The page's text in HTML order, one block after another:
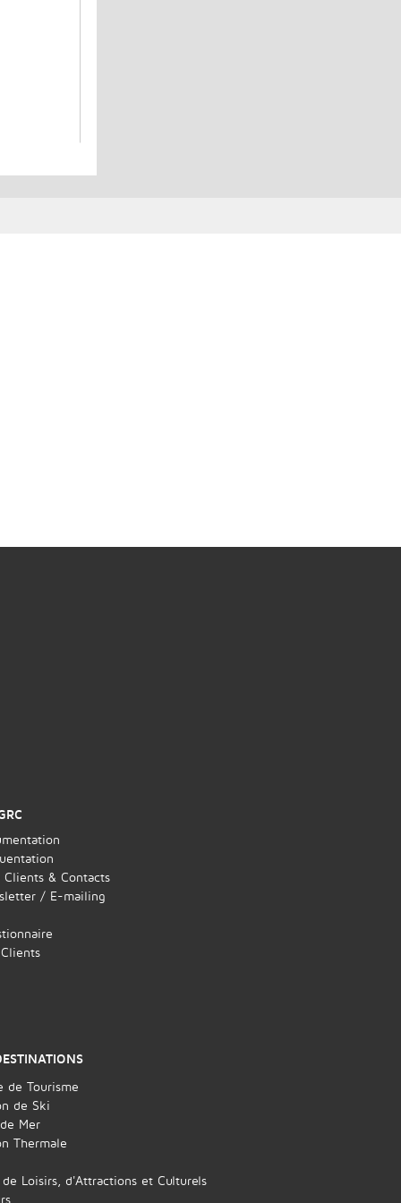
Clients & Contacts
/ E-mailing
de Tourisme
de Ski
Mer
Thermale
de Loisirs, d'Attractions et Culturels